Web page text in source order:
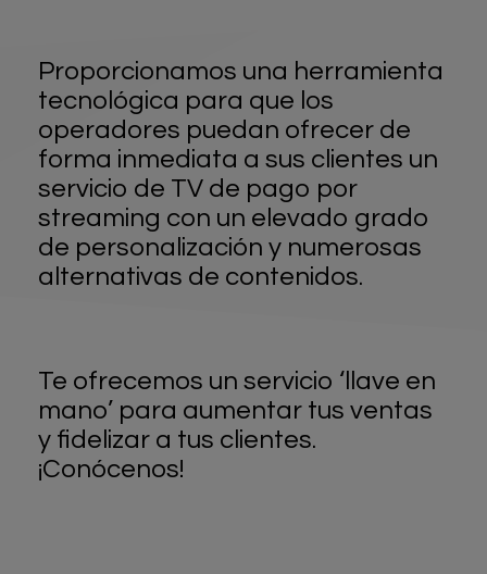
Proporcionamos una herramienta
tecnológica para que los
operadores puedan ofrecer de
forma inmediata a sus clientes un
servicio de TV de pago por
streaming con un elevado grado
de personalización y numerosas
alternativas de contenidos.
Te ofrecemos un servicio ‘llave en
mano’ para aumentar tus ventas
y fidelizar a tus clientes.
¡Conócenos!